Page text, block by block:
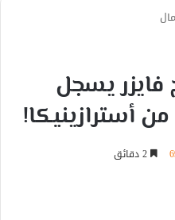
فايزر يسجل
أسترازينيكا!